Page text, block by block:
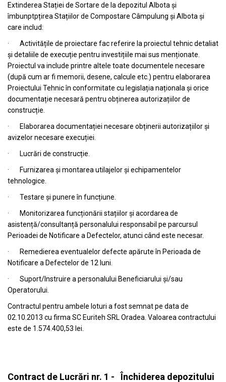
Extinderea Stației de Sortare de la depozitul Albota și
îmbunptpțirea Stațiilor de Compostare Câmpulung și Albota și
care includ:
· Activitățile de proiectare fac referire la proiectul tehnic detaliat
și detaliile de execuție pentru investițiile mai sus menționate.
Proiectul va include printre altele toate documentele necesare
(după cum ar fi memorii, desene, calcule etc.) pentru elaborarea
Proiectului Tehnic în conformitate cu legislația naționala și orice
documentație necesară pentru obținerea autorizațiilor de
construcție.
· Elaborarea documentației necesare obținerii autorizațiilor și
avizelor necesare execuției.
· Lucrări de construcție.
· Furnizarea și montarea utilajelor și echipamentelor
tehnologice.
· Testare și punere în funcțiune.
· Monitorizarea funcționării stațiilor și acordarea de
asistență/consultanță personalului responsabil pe parcursul
Perioadei de Notificare a Defectelor, atunci când este necesar.
· Remedierea eventualelor defecte apărute în Perioada de
Notificare a Defectelor de 12 luni.
· Suport/Instruire a personalului Beneficiarului și/sau
Operatorului.
Contractul pentru ambele loturi a fost semnat pe data de
02.10.2013 cu firma SC Euriteh SRL Oradea. Valoarea contractului
este de 1.574.400,53 lei.
Contract de Lucrări nr. 1 - Închiderea depozitului